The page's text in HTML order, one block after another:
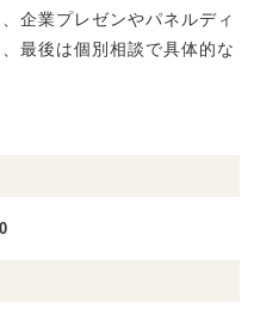
企業プレゼンやパネルディ
最後は個別相談で具体的な